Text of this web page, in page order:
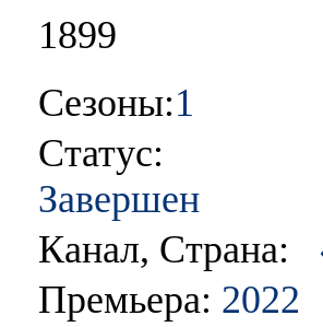
1899
Сезоны:1
Статус:
Завершен
Канал, Страна:
Премьера: 2022